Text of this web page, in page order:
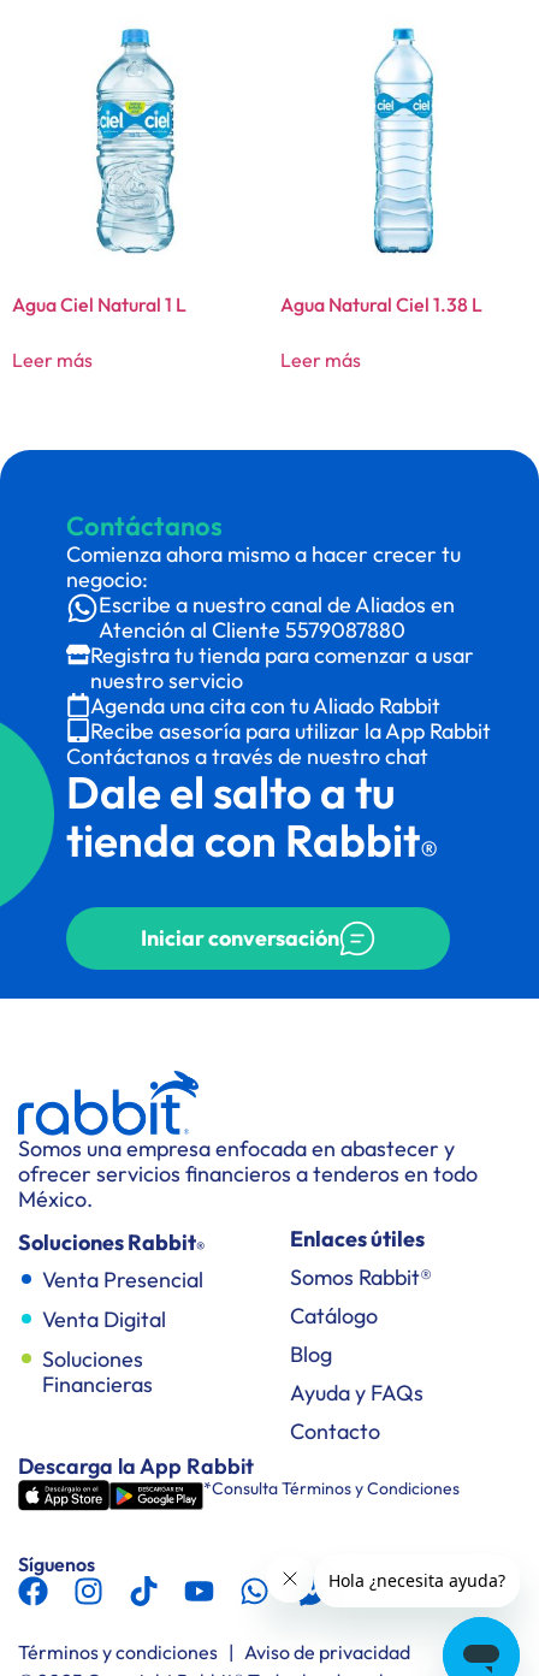
Agua Ciel Natural 1 L
Leer más
Agua Natural Ciel 1.38 L
Leer más
Contáctanos
Comienza ahora mismo a hacer crecer tu
negocio:
Escribe a nuestro canal de Aliados en
Atención al Cliente 5579087880
Registra tu tienda para comenzar a usar
nuestro servicio
Agenda una cita con tu Aliado Rabbit
Recibe asesoría para utilizar la App Rabbit
Contáctanos a través de nuestro chat
Dale el salto a tu
tienda con Rabbit®
Iniciar conversación
Somos una empresa enfocada en abastecer y
ofrecer servicios financieros a tenderos en todo
México.
Soluciones Rabbit®
Venta Presencial
Venta Digital
Soluciones
Financieras
Enlaces útiles
Somos Rabbit®
Catálogo
Blog
Ayuda y FAQs
Contacto
Descarga la App Rabbit
*Consulta Términos y Condiciones
Síguenos
Términos y condiciones | Aviso de privacidad